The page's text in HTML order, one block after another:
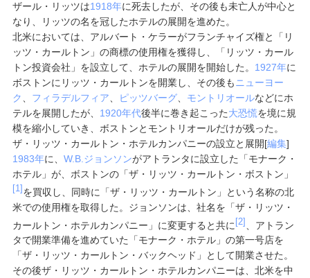
ザール・リッツは1918年に死去したが、その後も未亡人が中心と
なり、リッツの名を冠したホテルの展開を進めた。
北米においては、アルバート・ケラーがフランチャイズ権と「リ
ッツ・カールトン」の商標の使用権を獲得し、「リッツ・カール
トン投資会社」を設立して、ホテルの展開を開始した。 1927年に
ボストンにリッツ・カールトンを開業し、その後も ニューヨー
ク
フィラデルフィア ピッツバーグ、 モントリオールなどにホ
テルを展開したが、 1920年代後半に巻き起こった大恐慌を境に規
模を縮小していき、ボストンとモントリオールだけが残った。
ザ・リッツ・カールトン・ホテルカンパニーの設立と展開[編集]
1983年に、 W.B.ジョンソンがアトランタに設立した「モナーク・
ホテル」が、ボストンの「ザ・リッツ・カールトン・ボストン」
[1] を買収し、同時に「ザ・リッツ・カールトン」という名称の北
米での使用権を取得した。ジョンソンは、社名を「ザ・リッツ・
カールトン・ホテルカンパニー」に変更すると共に [2] 、アトラン
タで開業準備を進めていた「モナーク・ホテル」の第一号店を
「ザ・リッツ・カールトン・バックヘッド」として開業させた。
その後ザ・リッツ・カールトン・ホテルカンパニーは、北米を中